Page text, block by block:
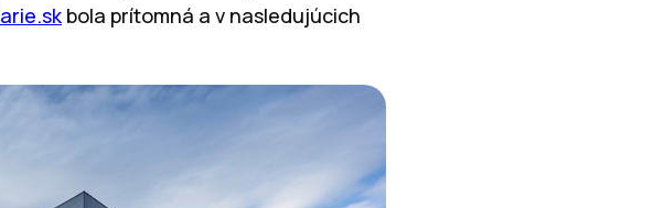
bola prítomná a v nasledujúcich